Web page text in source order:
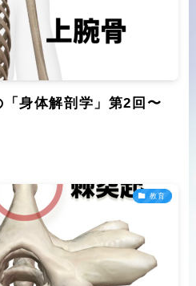
身体解剖学」第2回〜
教育